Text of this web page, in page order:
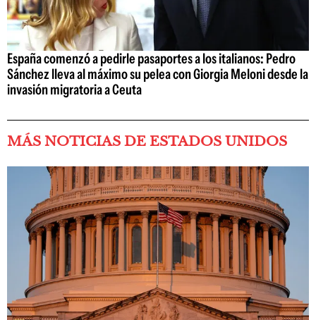
España comenzó a pedirle pasaportes a los italianos: Pedro
Sánchez lleva al máximo su pelea con Giorgia Meloni desde la
invasión migratoria a Ceuta
MÁS NOTICIAS DE ESTADOS UNIDOS